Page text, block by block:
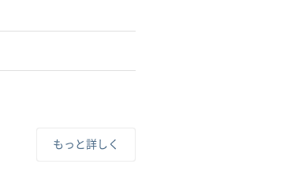
もっと詳しく